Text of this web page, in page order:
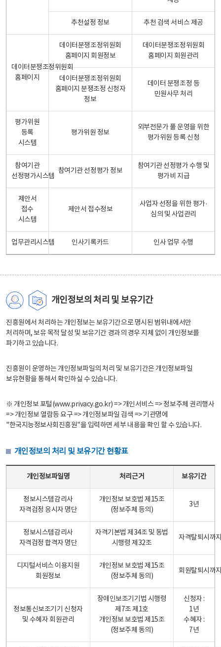
추천설정 정보 추천 검색 서비스 제공
데이터분쟁조정위원회
홈페이지
데이터분쟁조정위원회
홈페이지 회원정보
데이터분쟁조정위원회
홈페이지 회원관리
데이터분쟁조정위원회
홈페이지 분쟁조정 신청자
정보
데이터 분쟁조정 등
민원사무 처리
평가위원
등록
시스템
평가위원 정보
외부전문가 풀 운영을 위한
평가위원 등록 신청
참여기관
선정평가시스템
참여기관 선정평가 정보
참여기관 선정평가 수행 및
평가비 지급
제안서
접수
시스템
제안서 접수정보
사업자 선정을 위한 평가·
심의 및 사업관리
업무관리시스템 인사기록카드 인사 업무 수행
개인정보의 처리 및 보유기간
진흥원에서 처리하는 개인정보는 보유기간으로 명시된 범위내에서만
처리하며, 보유 목적 달성 및 보유기간 경과의 경우 지체 없이 개인정보를
파기하고 있습니다.
진흥원이 운영하는 개인정보파일의 처리 및 보유기간은 개인정보파일
보유현황을 통해서 확인하실 수 있습니다.
※ 개인정보 포털(www.privacy.go.kr) => 개인서비스 => 정보주체 권리행사
=> 개인정보 열람등 요구 => 개인정보파일 검색 => 기관명에
"한국지능정보사회진흥원"을 입력하면 세부 내용을 확인 할 수 있습니다.
개인정보의 처리 및 보유기간 현황표
개인정보파일명 처리근거 보유기간
정보시스템감리사
자격검정 응시자 명단
개인정보 보호법 제15조
(정보주체 등의)
3년
정보시스템감리사
자격검정 합격자 명단
자격기본법 제34조 및 동법
시행령 제32조
자격탈퇴시까
디지털서비스 이용지원
회원정보
개인정보 보호법 제15조
(정보주체 동의)
회원탈퇴시까
정보통신보조기기 신청자
및 수혜자 회원관리
장애인보조기기법 시행령
제7조 제1호
개인정보 보호법 제15조
(정보주체 동의)
신청자 :
1년
수혜자 :
7년